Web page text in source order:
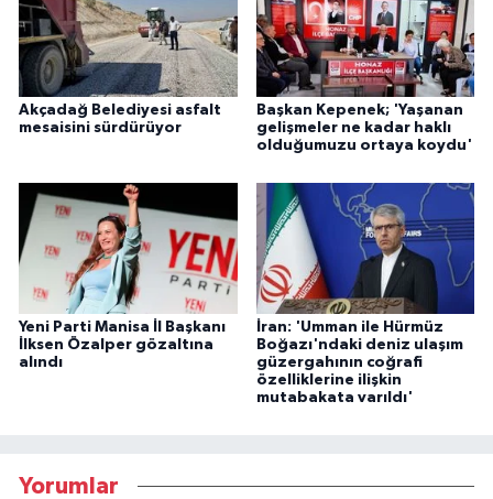
Akçadağ Belediyesi asfalt
mesaisini sürdürüyor
Başkan Kepenek; 'Yaşanan
gelişmeler ne kadar haklı
olduğumuzu ortaya koydu'
Yeni Parti Manisa İl Başkanı
İlksen Özalper gözaltına
alındı
İran: 'Umman ile Hürmüz
Boğazı'ndaki deniz ulaşım
güzergahının coğrafi
özelliklerine ilişkin
mutabakata varıldı'
Yorumlar